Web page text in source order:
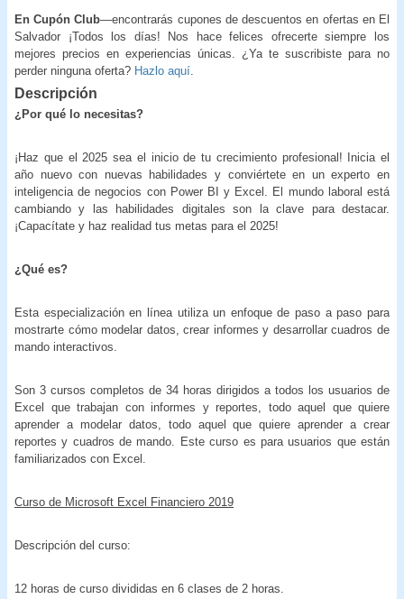
En Cupón Club—encontrarás cupones de descuentos en ofertas en El
Salvador ¡Todos los días! Nos hace felices ofrecerte siempre los
mejores precios en experiencias únicas. ¿Ya te suscribiste para no
perder ninguna oferta? Hazlo aquí
Descripción
¿Por qué lo necesitas?
¡Haz que el 2025 sea el inicio de tu crecimiento profesional! Inicia el
año nuevo con nuevas habilidades y conviértete en un experto en
inteligencia de negocios con Power BI y Excel. El mundo laboral está
cambiando y las habilidades digitales son la clave para destacar.
¡Capacítate y haz realidad tus metas para el 2025!
¿Qué es?
Esta especialización en línea utiliza un enfoque de paso a paso para
mostrarte cómo modelar datos, crear informes y desarrollar cuadros de
mando interactivos.
Son 3 cursos completos de 34 horas dirigidos a todos los usuarios de
Excel que trabajan con informes y reportes, todo aquel que quiere
aprender a modelar datos, todo aquel que quiere aprender a crear
reportes y cuadros de mando. Este curso es para usuarios que están
familiarizados con Excel.
Curso de Microsoft Excel Financiero 2019
Descripción del curso:
12 horas de curso divididas en 6 clases de 2 horas.